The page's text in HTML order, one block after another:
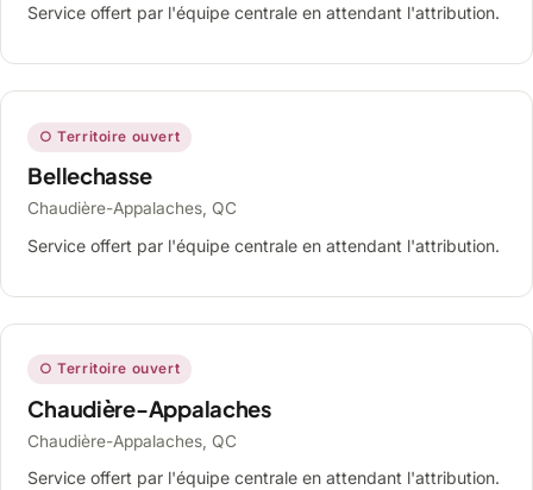
Service offert par l'équipe centrale en attendant l'attribution.
○ Territoire ouvert
Bellechasse
Chaudière-Appalaches, QC
Service offert par l'équipe centrale en attendant l'attribution.
○ Territoire ouvert
Chaudière-Appalaches
Chaudière-Appalaches, QC
Service offert par l'équipe centrale en attendant l'attribution.